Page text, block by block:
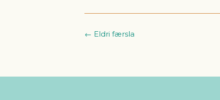
← Eldri færsla